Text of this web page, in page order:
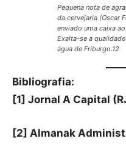
Pequena nota de
da cervejaria (Oscar
enviado uma caixa
Exalta-se a
água de Friburgo.12
Bibliografia:
[1] Jornal A Capital
[2] Almanak